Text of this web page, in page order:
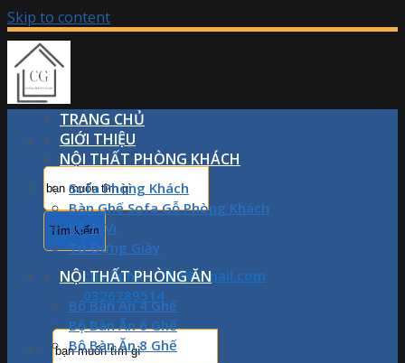
Skip to content
chinhphan1709@gmail.com
0326789514
TRANG CHỦ
GIỚI THIỆU
NỘI THẤT PHÒNG KHÁCH
Sofa Phòng Khách
Bàn Ghế Sofa Gỗ Phòng Khách
Kệ Ti Vi
Tủ Đựng Giầy
NỘI THẤT PHÒNG ĂN
Bộ Bàn Ăn 4 Ghế
Bộ Bàn Ăn 6 Ghế
Bộ Bàn Ăn 8 Ghế